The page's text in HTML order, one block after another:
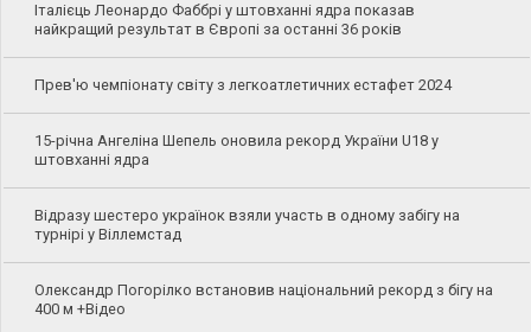
Італієць Леонардо Фаббрі у штовханні ядра показав
найкращий результат в Європі за останні 36 років
Прев'ю чемпіонату світу з легкоатлетичних естафет 2024
15-річна Ангеліна Шепель оновила рекорд України U18 у
штовханні ядра
Відразу шестеро українок взяли участь в одному забігу на
турнірі у Віллемстад
Олександр Погорілко встановив національний рекорд з бігу на
400 м +Відео